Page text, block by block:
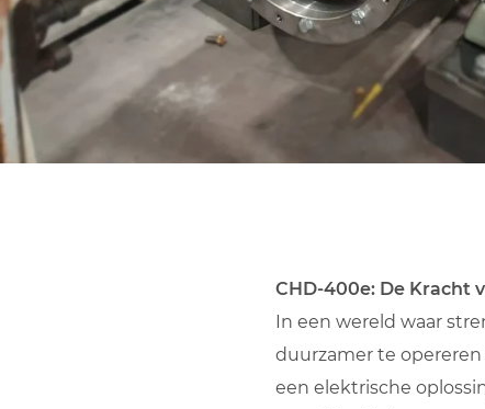
CHD-400e: De Kracht
In een wereld waar
duurzamer te
een elektrische